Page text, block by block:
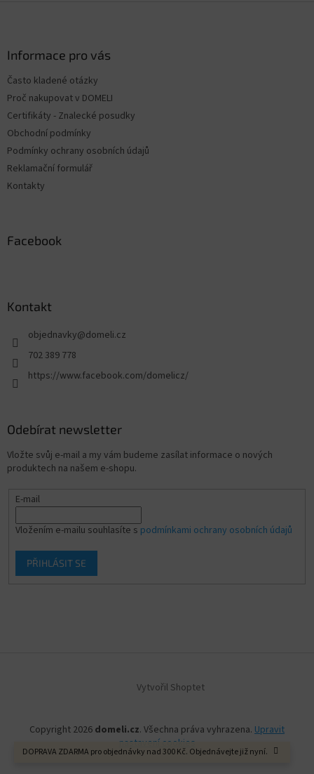
DOPRAVA ZDARMA pro objednávky nad 300 Kč. Objednávejte již nyní.
Informace pro vás
Často kladené otázky
Proč nakupovat v DOMELI
Certifikáty - Znalecké posudky
Obchodní podmínky
Podmínky ochrany osobních údajů
Reklamační formulář
Kontakty
Facebook
Kontakt
objednavky@domeli.cz
702 389 778
https://www.facebook.com/domelicz/
Odebírat newsletter
Vložte svůj e-mail a my vám budeme zasílat informace o nových
produktech na našem e-shopu.
E-mail
Vložením e-mailu souhlasíte s podmínkami ochrany osobních údajů
PŘIHLÁSIT SE
Vytvořil Shoptet
Copyright 2026 domeli.cz. Všechna práva vyhrazena. Upravit
nastavení cookies